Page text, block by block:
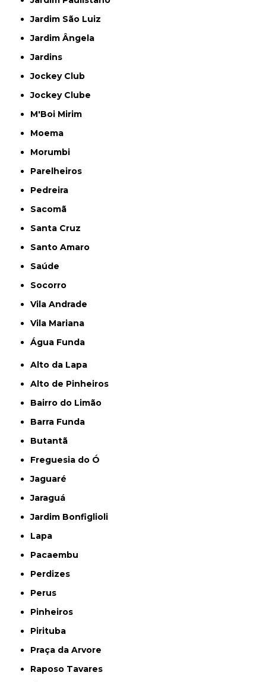
Jardim São Luiz
Jardim Ângela
Jardins
Jockey Club
Jockey Clube
M'Boi Mirim
Moema
Morumbi
Parelheiros
Pedreira
Sacomã
Santa Cruz
Santo Amaro
Saúde
Socorro
Vila Andrade
Vila Mariana
Água Funda
Alto da Lapa
Alto de Pinheiros
Bairro do Limão
Barra Funda
Butantã
Freguesia do Ó
Jaguaré
Jaraguá
Jardim Bonfiglioli
Lapa
Pacaembu
Perdizes
Perus
Pinheiros
Pirituba
Praça da Arvore
Raposo Tavares